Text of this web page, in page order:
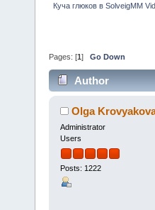
Куча глюков в SolveigMM
Pages: [1 ] Go Down
Author
Olga
Administrator
Users
Posts: 1222